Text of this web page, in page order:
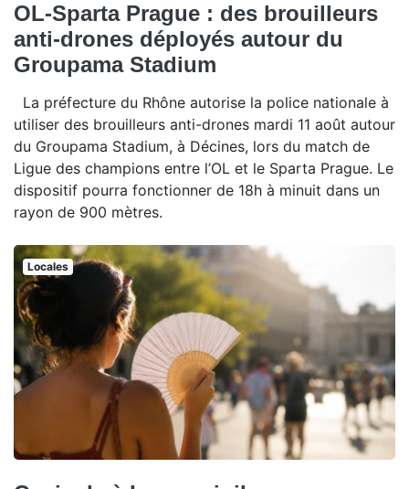
OL-Sparta Prague : des brouilleurs
anti-drones déployés autour du
Groupama Stadium
La préfecture du Rhône autorise la police nationale à
utiliser des brouilleurs anti-drones mardi 11 août autour
du Groupama Stadium, à Décines, lors du match de
Ligue des champions entre l’OL et le Sparta Prague. Le
dispositif pourra fonctionner de 18h à minuit dans un
rayon de 900 mètres.
Locales